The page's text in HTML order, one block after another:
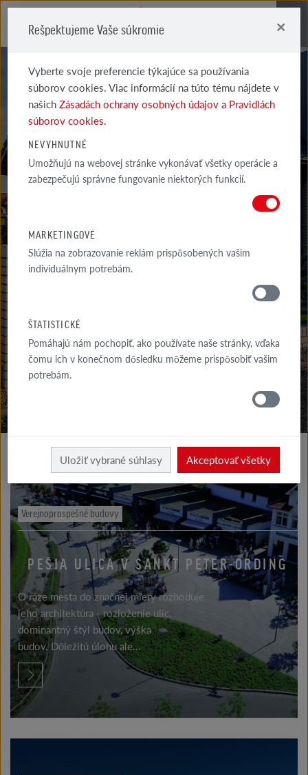
REALIZÁCIÍ
VYBRANÉ PRÍKLADY NAJZAUJÍMAVEJŠÍCH A INŠPIRATÍVNYCH
GALÉRIA
STRECHA
Verejnoprospešné budovy
PEŠIA ULICA V SANKT PETER-ORDING
O ráze mesta do značnej miery rozhoduje
jeho architektúra - rozloženie ulíc,
dominantný štýl budov, výška
budov. Dôležitú úlohu ale...
Rešpektujeme Vaše súkromie ×
Vyberte svoje preferencie týkajúce sa používania
súborov cookies. Viac informácií na túto tému nájdete v
našichZásadách ochrany osobných údajov a Pravidlách
súborov cookies.
NEVYHNUTNÉ
Umožňujú na webovej stránke vykonávať všetky operácie a
zabezpečujú správne fungovanie niektorých funkcií.
MARKETINGOVÉ
Slúžia na zobrazovanie reklám prispôsobených vašim
individuálnym potrebám.
ŠTATISTICKÉ
Pomáhajú nám pochopiť, ako používate naše stránky, vďaka
čomu ich v konečnom dôsledku môžeme prispôsobiť vašim
potrebám.
Uložiť vybrané súhlasy Akceptovať všetky